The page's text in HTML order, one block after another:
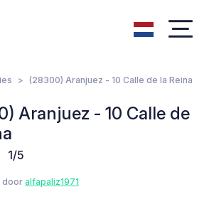
(28300) Aranjuez - 10 Calle de la Reina
Aranjuez - 10 Calle de
1/5
door alfapaliz1971